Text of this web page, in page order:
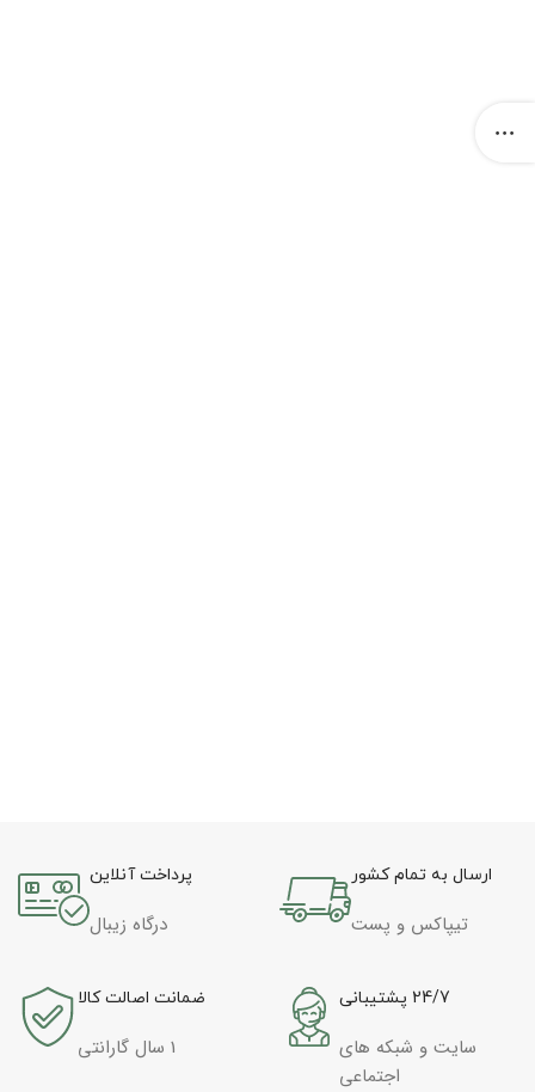
ارسال به تمام کشور
تیپاکس و پست
پرداخت آنلاین
درگاه زیبال
24/7 پشتیبانی
سایت و شبکه های
اجتماعی
ضمانت اصالت کالا
1 سال گارانتی